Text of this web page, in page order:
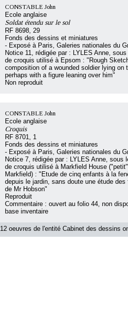
CONSTABLE John
Ecole anglaise
Soldat étendu sur le sol
RF 8698, 29
Fonds des dessins et miniatures
- Exposé à Paris, Galeries nationales du
Notice 11, rédigée par : LYLES Anne,
de croquis utilisé à Epsom : "Rough
composition of a wounded soldier lying on
perhaps with a figure leaning over him"
Non reproduit
CONSTABLE John
Ecole anglaise
Croquis
RF 8701, 1
Fonds des dessins et miniatures
- Exposé à Paris, Galeries nationales du
Notice 7, rédigée par : LYLES Anne, sous
de croquis utilisé à Markfield House
Markfield) : "Etude de cinq enfants à la
depuis le jardin, sans doute une étude
de Mr Hobson"
Reproduit
Commentaire : ouvert au folio 44, non
base inventaire
12 oeuvres de l'entité Cabinet des dessins